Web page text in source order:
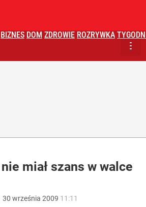
BIZNES DOM ZDROWIE ROZRYWKA
miał szans w walce
30 września 2009 11:11